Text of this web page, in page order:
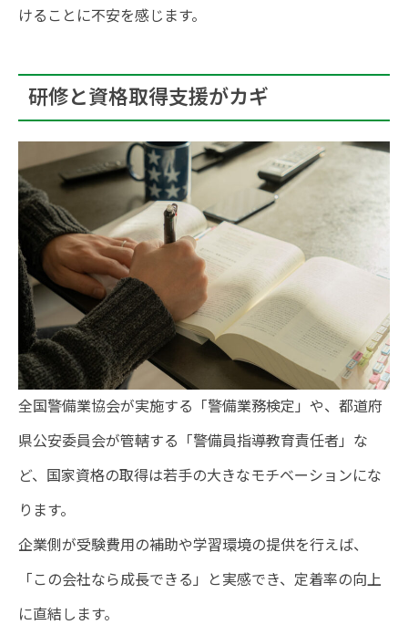
けることに不安を感じます。
研修と資格取得支援がカギ
全国警備業協会が実施する「警備業務検定」や、都道府
県公安委員会が管轄する「警備員指導教育責任者」な
ど、国家資格の取得は若手の大きなモチベーションにな
ります。
企業側が受験費用の補助や学習環境の提供を行えば、
「この会社なら成長できる」と実感でき、定着率の向上
に直結します。